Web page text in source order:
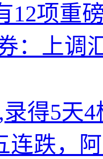
12项重
：上调
得5天4
连跌，